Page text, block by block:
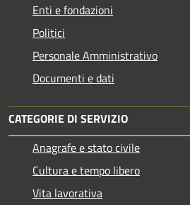
Enti e fondazioni
Politici
Personale Amministrativo
Documenti e dati
CATEGORIE DI SERVIZIO
Anagrafe e stato civile
Cultura e tempo libero
Vita lavorativa